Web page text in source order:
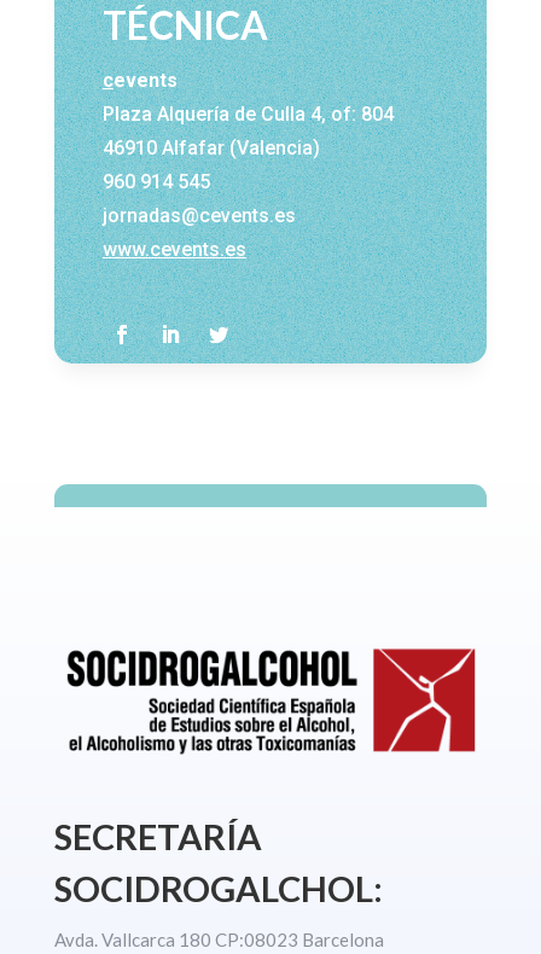
TÉCNICA
cevents
Plaza Alquería de Culla 4, of: 804
46910 Alfafar (Valencia)
960 914 545
jornadas@cevents.es
www.cevents.es
SECRETARÍA
SOCIDROGALCHOL:
Avda. Vallcarca 180 CP:08023 Barcelona